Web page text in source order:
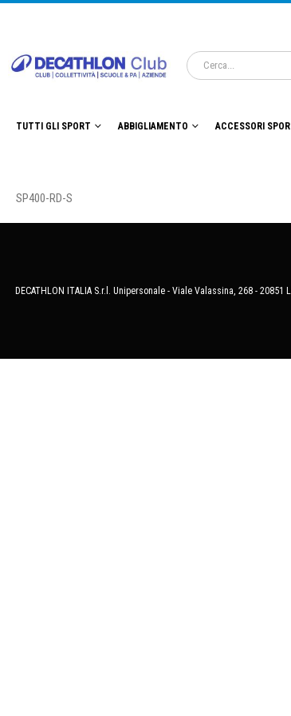
TUTTI GLI SPORT ABBIGLIAMENTO ACCESSORI
SP400-RD-S
DECATHLON ITALIA S.r.l. Unipersonale - Viale Valassina, 268 -